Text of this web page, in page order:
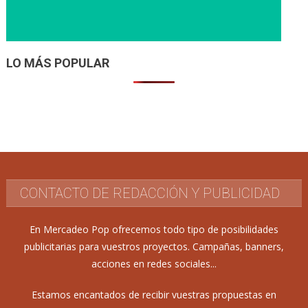
LO MÁS POPULAR
CONTACTO DE REDACCIÓN Y PUBLICIDAD
En Mercadeo Pop ofrecemos todo tipo de posibilidades
publicitarias para vuestros proyectos. Campañas, banners,
acciones en redes sociales...
Estamos encantados de recibir vuestras propuestas en